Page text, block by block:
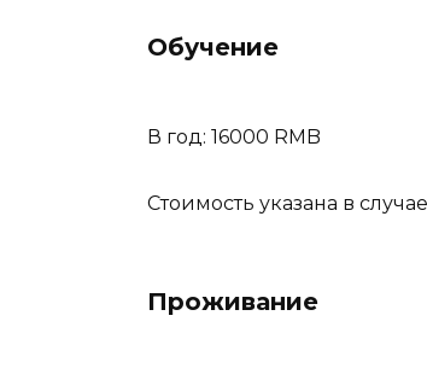
Обучение
В год: 16000 RMB
Стоимость указана в
Проживание